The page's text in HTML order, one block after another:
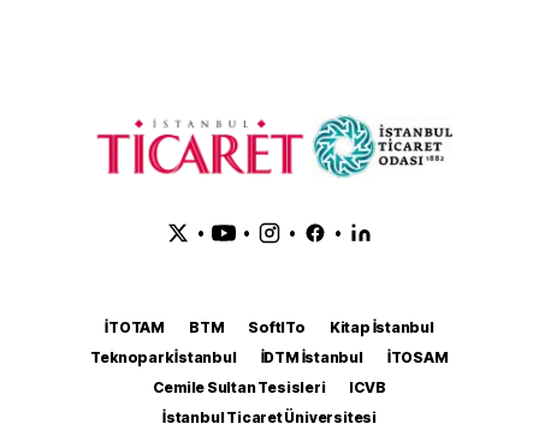
• • • •
İTOTAM BTM SoftITo
Kitap İstanbul
Teknopark İstanbul
İDTM İstanbul
İTOSAM
Cemile Sultan Tesisleri
ICVB
İstanbul Ticaret Üniversitesi